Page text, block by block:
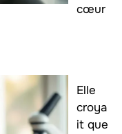
cœur
Elle
croya
it que